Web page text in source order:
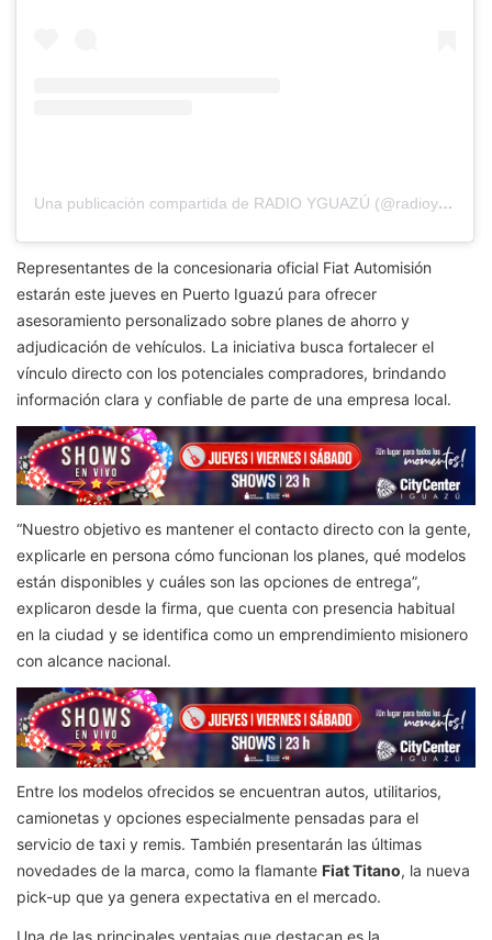
Una publicación compartida de RADIO YGUAZÚ (@radioyguazu)
Representantes de la concesionaria oficial Fiat Automisión
estarán este jueves en Puerto Iguazú para ofrecer
asesoramiento personalizado sobre planes de ahorro y
adjudicación de vehículos. La iniciativa busca fortalecer el
vínculo directo con los potenciales compradores, brindando
información clara y confiable de parte de una empresa local.
“Nuestro objetivo es mantener el contacto directo con la gente,
explicarle en persona cómo funcionan los planes, qué modelos
están disponibles y cuáles son las opciones de entrega”,
explicaron desde la firma, que cuenta con presencia habitual
en la ciudad y se identifica como un emprendimiento misionero
con alcance nacional.
Entre los modelos ofrecidos se encuentran autos, utilitarios,
camionetas y opciones especialmente pensadas para el
servicio de taxi y remis. También presentarán las últimas
novedades de la marca, como la flamante Fiat Titano, la nueva
pick-up que ya genera expectativa en el mercado.